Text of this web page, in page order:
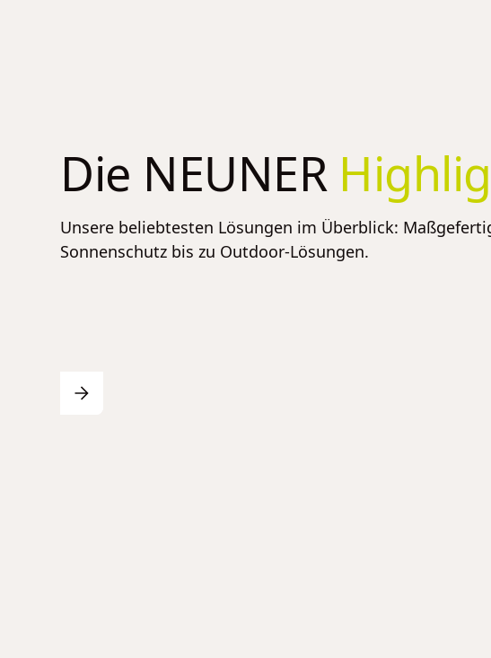
Die NEUNER
Unsere beliebtesten Lösungen im Überblick:
Sonnenschutz bis zu Outdoor-Lösungen.